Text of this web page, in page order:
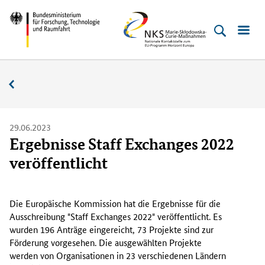
Direkt
zum
Inhalt
(Eingabetaste)
Direkt
zum
Hauptmenu
(Eingabetaste)
Direkt
zur
Suche
(Eingabetaste)
Direkt
zur
Fußleiste
(Enter)
Bundesministerium
und
NKS
MSC
29.06.2023
Ergebnisse Staff Exchanges 2022
veröffentlicht
i
n
g
e
r
Die Europäische Kommission hat die Ergebnisse für die
Ausschreibung "Staff Exchanges 2022" veröffentlicht. Es
wurden 196 Anträge eingereicht, 73 Projekte sind zur
Förderung vorgesehen. Die ausgewählten Projekte
werden von Organisationen in 23 verschiedenen Ländern